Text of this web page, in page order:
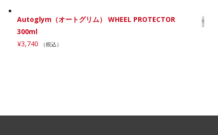
Autoglym（オートグリム） WHEEL PROTECTOR
300ml
¥3,740 （税込）